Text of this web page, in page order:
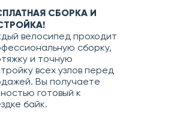
СБОРКА И
велосипед проходит
сборку,
и точную
всех узлов перед
Вы получаете
готовый к
байк.